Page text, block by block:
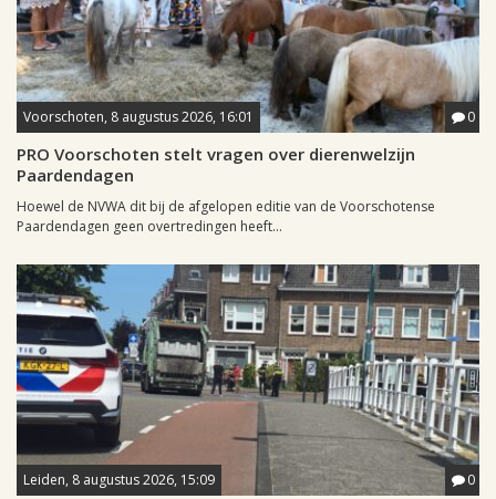
Voorschoten, 8 augustus 2026, 16:01 0
PRO Voorschoten stelt vragen over dierenwelzijn
Paardendagen
Hoewel de NVWA dit bij de afgelopen editie van de Voorschotense
Paardendagen geen overtredingen heeft...
Leiden, 8 augustus 2026, 15:09 0